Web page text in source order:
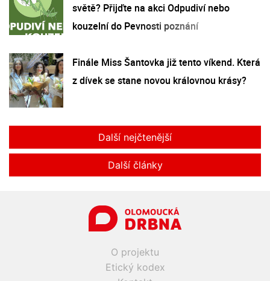
světě? Přijďte na akci Odpudiví nebo
kouzelní do Pevnosti poznání
Finále Miss Šantovka již tento víkend. Která
z dívek se stane novou královnou krásy?
Další nejčtenější
Další články
O projektu
Etický kodex